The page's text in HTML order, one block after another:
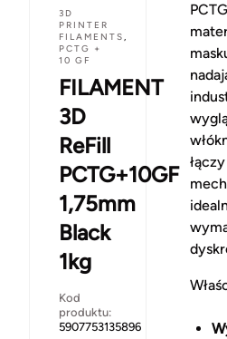
3D
PRINTER
FILAMENTS,
PCTG +
10 GF
FILAMENT
3D
ReFill
PCTG+10GF
1,75mm
Black
1kg
Kod
produktu:
5907753135896